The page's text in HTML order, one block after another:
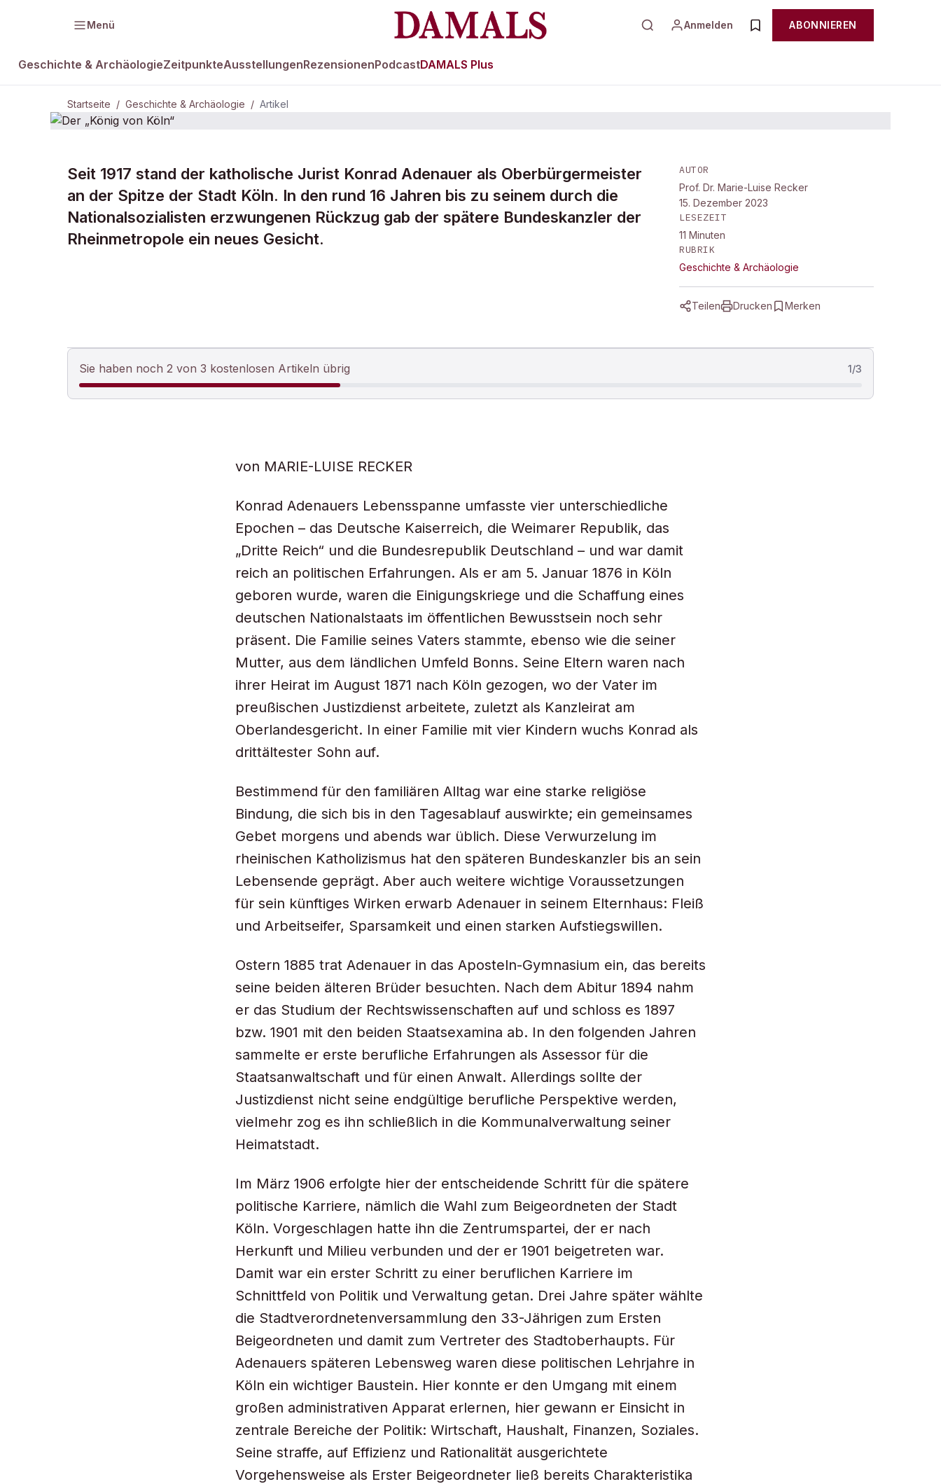
Menü Anmelden ABONNIEREN
Geschichte & ArchäologieZeitpunkteAusstellungenRezensionenPodcastDAMALS Plus
Startseite / Geschichte & Archäologie / Artikel
DAMALS PlusGESCHICHTE & ARCHÄOLOGIE
Der „König von
Köln“
Seit 1917 stand der katholische Jurist Konrad Adenauer als Oberbürgermeister
an der Spitze der Stadt Köln. In den rund 16 Jahren bis zu seinem durch die
Nationalsozialisten erzwungenen Rückzug gab der spätere Bundeskanzler der
Rheinmetropole ein neues Gesicht.
AUTOR
Prof. Dr. Marie-Luise Recker
15. Dezember 2023
LESEZEIT
11 Minuten
RUBRIK
Geschichte & Archäologie
Teilen Drucken Merken
Sie haben noch 2 von 3 kostenlosen Artikeln übrig 1/3
von MARIE-LUISE RECKER
Konrad Adenauers Lebensspanne umfasste vier unterschiedliche
Epochen – das Deutsche Kaiserreich, die Weimarer Republik, das
„Dritte Reich“ und die Bundesrepublik Deutschland – und war damit
reich an politischen Erfahrungen. Als er am 5. Januar 1876 in Köln
geboren wurde, waren die Einigungskriege und die Schaffung eines
deutschen Nationalstaats im öffentlichen Bewusstsein noch sehr
präsent. Die Familie seines Vaters stammte, ebenso wie die seiner
Mutter, aus dem ländlichen Umfeld Bonns. Seine Eltern waren nach
ihrer Heirat im August 1871 nach Köln gezogen, wo der Vater im
preußischen Justizdienst arbeitete, zuletzt als Kanzleirat am
Oberlandesgericht. In einer Familie mit vier Kindern wuchs Konrad als
drittältester Sohn auf.
Bestimmend für den familiären Alltag war eine starke religiöse
Bindung, die sich bis in den Tagesablauf auswirkte; ein gemeinsames
Gebet morgens und abends war üblich. Diese Verwurzelung im
rheinischen Katholizismus hat den späteren Bundeskanzler bis an sein
Lebensende geprägt. Aber auch weitere wichtige Voraussetzungen
für sein künftiges Wirken erwarb Adenauer in seinem Elternhaus: Fleiß
und Arbeitseifer, Sparsamkeit und einen starken Aufstiegswillen.
Ostern 1885 trat Adenauer in das Aposteln-Gymnasium ein, das bereits
seine beiden älteren Brüder besuchten. Nach dem Abitur 1894 nahm
er das Studium der Rechtswissenschaften auf und schloss es 1897
bzw. 1901 mit den beiden Staatsexamina ab. In den folgenden Jahren
sammelte er erste berufliche Erfahrungen als Assessor für die
Staatsanwaltschaft und für einen Anwalt. Allerdings sollte der
Justizdienst nicht seine endgültige berufliche Perspektive werden,
vielmehr zog es ihn schließlich in die Kommunalverwaltung seiner
Heimatstadt.
Im März 1906 erfolgte hier der entscheidende Schritt für die spätere
politische Karriere, nämlich die Wahl zum Beigeordneten der Stadt
Köln. Vorgeschlagen hatte ihn die Zentrumspartei, der er nach
Herkunft und Milieu verbunden und der er 1901 beigetreten war.
Damit war ein erster Schritt zu einer beruflichen Karriere im
Schnittfeld von Politik und Verwaltung getan. Drei Jahre später wählte
die Stadtverordnetenversammlung den 33-Jährigen zum Ersten
Beigeordneten und damit zum Vertreter des Stadtoberhaupts. Für
Adenauers späteren Lebensweg waren diese politischen Lehrjahre in
Köln ein wichtiger Baustein. Hier konnte er den Umgang mit einem
großen administrativen Apparat erlernen, hier gewann er Einsicht in
zentrale Bereiche der Politik: Wirtschaft, Haushalt, Finanzen, Soziales.
Seine straffe, auf Effizienz und Rationalität ausgerichtete
Vorgehensweise als Erster Beigeordneter ließ bereits Charakteristika